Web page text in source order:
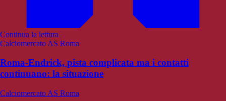
Continua la lettura
Calciomercato AS Roma
Roma-Endrick, pista complicata ma i contatti
continuano: la situazione
Calciomercato AS Roma